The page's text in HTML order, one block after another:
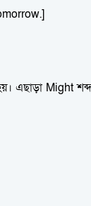
এছাড়া Might